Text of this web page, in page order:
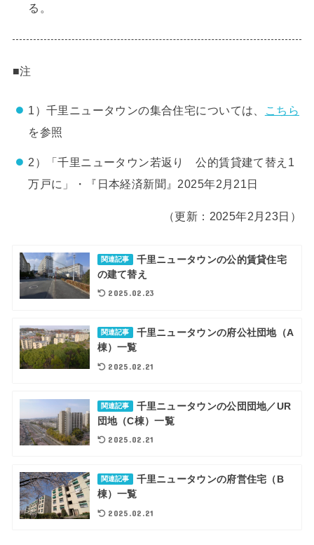
る。
■注
1）千里ニュータウンの集合住宅については、
こちら
を参照
2）「千里ニュータウン若返り 公的賃貸建て替え1
万戸に」・『日本経済新聞』2025年2月21日
（更新：2025年2月23日）
関連記事
千里ニュータウンの公的賃貸住宅
の建て替え
2025.02.23
関連記事
千里ニュータウンの府公社団地（A
棟）一覧
2025.02.21
関連記事
千里ニュータウンの公団団地／UR
団地（C棟）一覧
2025.02.21
関連記事
千里ニュータウンの府営住宅（B
棟）一覧
2025.02.21